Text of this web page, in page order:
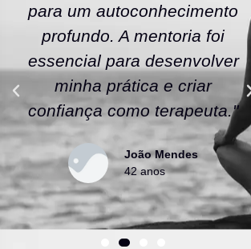
para um autoconhecimento
profundo. A mentoria foi
essencial para desenvolver
minha prática e criar
confiança como terapeuta."
João Mendes
42 anos